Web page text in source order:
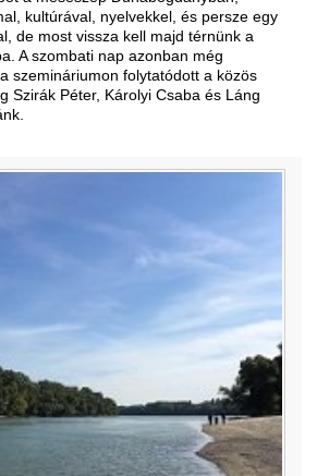
kultúrával, nyelvekkel, és persze egy
de most vissza kell majd térnünk a
A szombati nap azonban még
szemináriumon folytatódott a közös
Szirák Péter, Károlyi Csaba és Láng